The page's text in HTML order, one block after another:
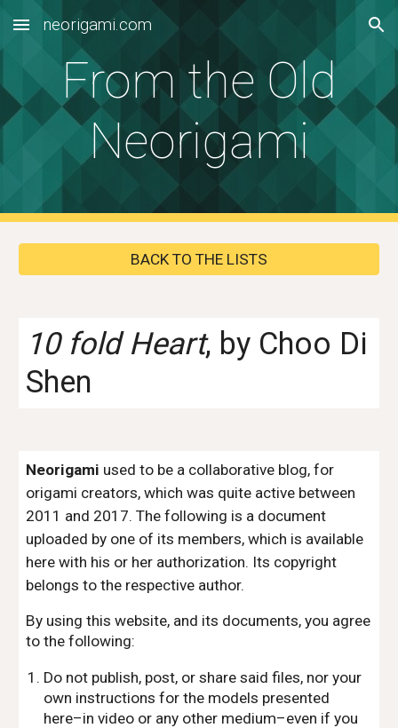
Skip to main content Skip to navigation
neorigami.com
From the Old
Neorigami
BACK TO THE LISTS
10 fold Heart, by Choo Di
Shen
Neorigami used to be a collaborative blog, for
origami creators, which was quite active between
2011 and 2017. The following is a document
uploaded by one of its members, which is available
here with his or her authorization. Its copyright
belongs to the respective author.
By using this website, and its documents, you agree
to the following:
Do not publish, post, or share said files, nor your
own instructions for the models presented
here–in video or any other medium–even if you